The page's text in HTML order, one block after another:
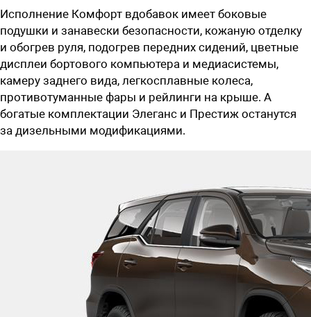
Исполнение Комфорт вдобавок имеет боковые
подушки и занавески безопасности, кожаную отделку
и обогрев руля, подогрев передних сидений, цветные
дисплеи бортового компьютера и медиасистемы,
камеру заднего вида, легкосплавные колеса,
противотуманные фары и рейлинги на крыше. А
богатые комплектации Элеганс и Престиж останутся
за дизельными модификациями.